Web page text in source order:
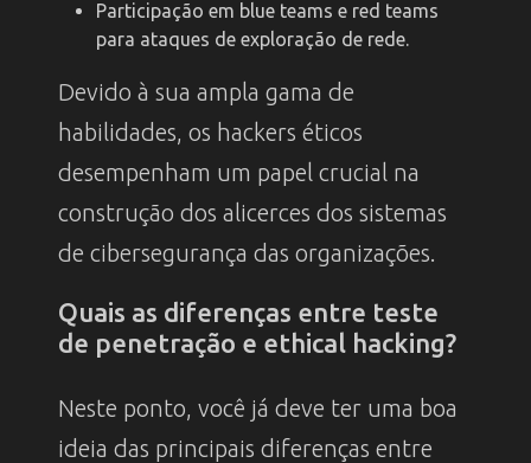
Participação em blue teams e red teams
para ataques de exploração de rede.
Devido à sua ampla gama de
habilidades, os hackers éticos
desempenham um papel crucial na
construção dos alicerces dos sistemas
de cibersegurança das organizações.
Quais as diferenças entre teste
de penetração e ethical hacking?
Neste ponto, você já deve ter uma boa
ideia das principais diferenças entre